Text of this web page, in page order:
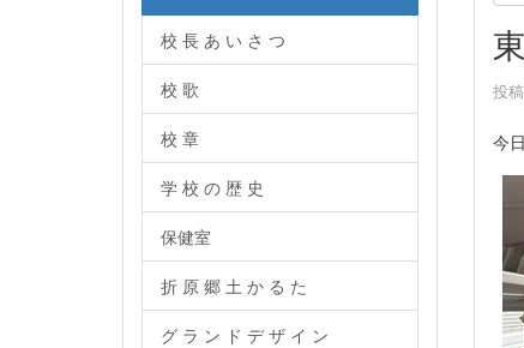
投
今
校 長 あ い さ つ
校 歌
校 章
学 校 の 歴 史
保健室
折 原 郷 土 か る た
グ ラ ン ド デ ザ イ ン